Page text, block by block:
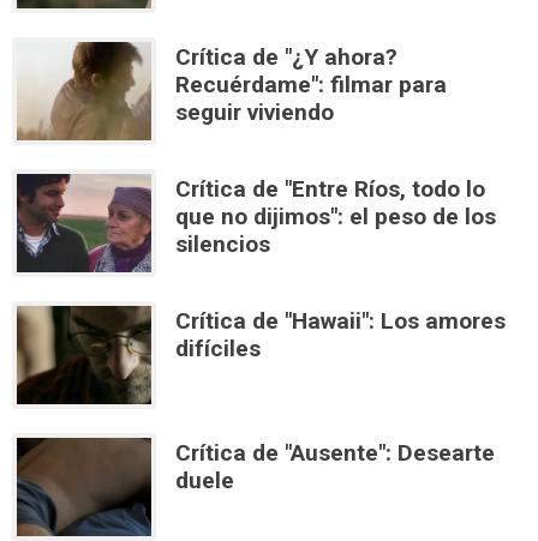
Crítica de "¿Y ahora?
Recuérdame": filmar para
seguir viviendo
Crítica de "Entre Ríos, todo lo
que no dijimos": el peso de los
silencios
Crítica de "Hawaii": Los amores
difíciles
Crítica de "Ausente": Desearte
duele